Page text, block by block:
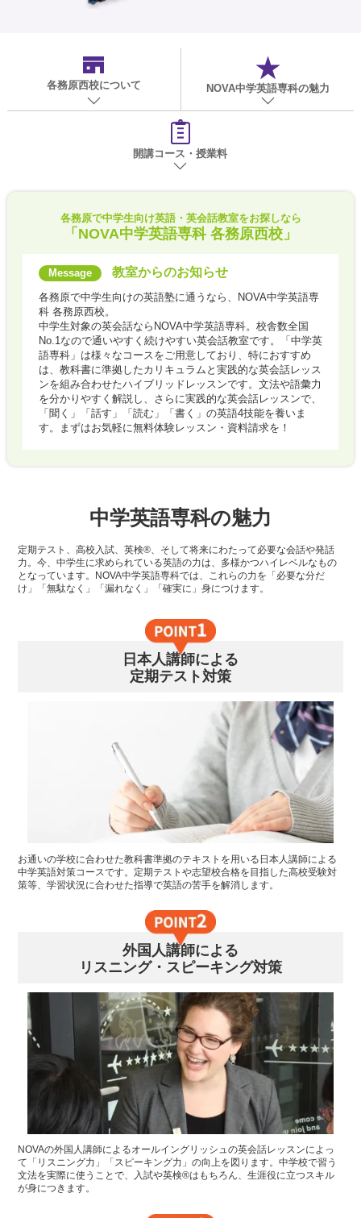
各務原西校について NOVA中学英語専科の魅力
開講コース・授業料
各務原で中学生向け英語・英会話教室をお探しなら
「NOVA中学英語専科 各務原西校」
教室からのお知らせ
各務原で中学生向けの英語塾に通うなら、NOVA中学英語専
科 各務原西校。
中学生対象の英会話ならNOVA中学英語専科。校舎数全国
No.1なので通いやすく続けやすい英会話教室です。「中学英
語専科」は様々なコースをご用意しており、特におすすめ
は、教科書に準拠したカリキュラムと実践的な英会話レッス
ンを組み合わせたハイブリッドレッスンです。文法や語彙力
を分かりやすく解説し、さらに実践的な英会話レッスンで、
「聞く」「話す」「読む」「書く」の英語4技能を養いま
す。まずはお気軽に無料体験レッスン・資料請求を！
中学英語専科の魅力
定期テスト、高校入試、英検®、そして将来にわたって必要な会話や発話
力。今、中学生に求められている英語の力は、多様かつハイレベルなもの
となっています。NOVA中学英語専科では、これらの力を「必要な分だ
け」「無駄なく」「漏れなく」「確実に」身につけます。
日本人講師による
定期テスト対策
お通いの学校に合わせた教科書準拠のテキストを用いる日本人講師による
中学英語対策コースです。定期テストや志望校合格を目指した高校受験対
策等、学習状況に合わせた指導で英語の苦手を解消します。
外国人講師による
リスニング・スピーキング対策
NOVAの外国人講師によるオールイングリッシュの英会話レッスンによっ
て「リスニング力」「スピーキング力」の向上を図ります。中学校で習う
文法を実際に使うことで、入試や英検®はもちろん、生涯役に立つスキル
が身につきます。